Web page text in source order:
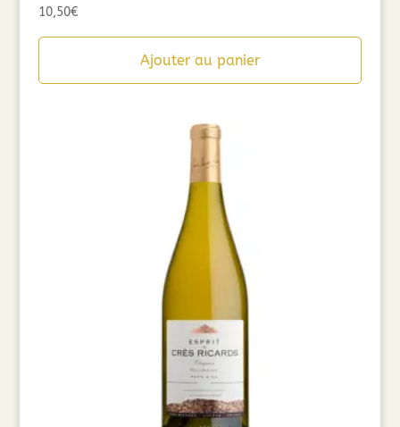
10,50€
Ajouter au panier